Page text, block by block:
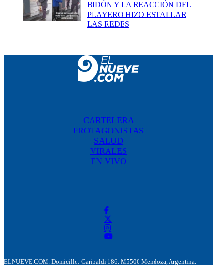
BIDÓN Y LA REACCIÓN DEL
PLAYERO HIZO ESTALLAR
LAS REDES
CARTELERA
PROTAGONISTAS
SALUD
VIRALES
EN VIVO
ELNUEVE.COM. Domicillo: Garibaldi 186. M5500 Mendoza, Argentina.